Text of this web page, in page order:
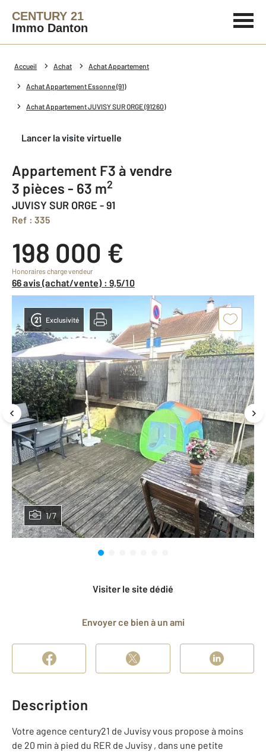
CENTURY 21
Immo Danton
Accueil Achat Achat Appartement
Achat Appartement Essonne (91)
Achat Appartement JUVISY SUR ORGE (91260)
Lancer la visite virtuelle
Appartement F3 à vendre
3 pièces - 63 m2
JUVISY SUR ORGE - 91
Ref : 335
198 000 €
Honoraires charge vendeur
66 avis (achat/vente) : 9,5/10
1/7
Exclusivité
Visiter le site dédié
Envoyer ce bien à un ami
Description
Votre agence century21 de Juvisy vous propose à moins
de 20 min à pied du RER de Juvisy , dans une petite